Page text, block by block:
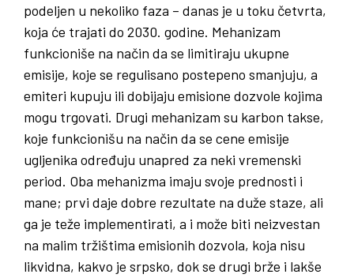
podeljen u nekoliko faza – danas je u toku četvrta,
koja će trajati do 2030. godine. Mehanizam
funkcioniše na način da se limitiraju ukupne
emisije, koje se regulisano postepeno smanjuju, a
emiteri kupuju ili dobijaju emisione dozvole kojima
mogu trgovati. Drugi mehanizam su karbon takse,
koje funkcionišu na način da se cene emisije
ugljenika određuju unapred za neki vremenski
period. Oba mehanizma imaju svoje prednosti i
mane; prvi daje dobre rezultate na duže staze, ali
ga je teže implementirati, a i može biti neizvestan
na malim tržištima emisionih dozvola, koja nisu
likvidna, kakvo je srpsko, dok se drugi brže i lakše